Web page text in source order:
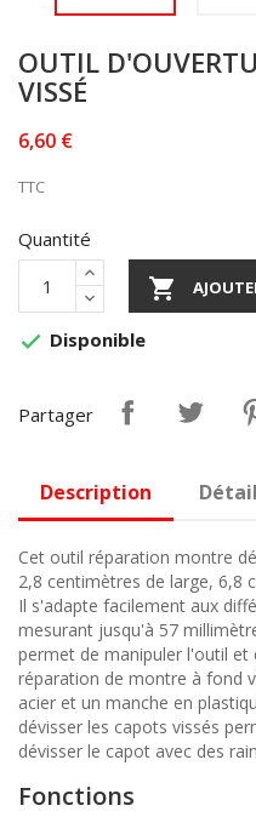
OUTIL
VISSÉ
6,60 €
TTC
Quantité

 Disponible
Partager
Description
Cet outil réparation montre
2,8 centimètres de large, 6,8
Il s'adapte facilement aux
mesurant jusqu'à 57
permet de manipuler l'outil et
réparation de montre à fond
acier et un manche en
dévisser les capots vissés
dévisser le capot avec des
Fonctions